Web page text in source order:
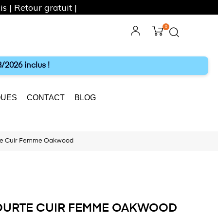
0
2026 inclus !
CONTACT BLOG
Cuir Femme Oakwood
CUIR FEMME OAKWOOD
| Retour gratuit |